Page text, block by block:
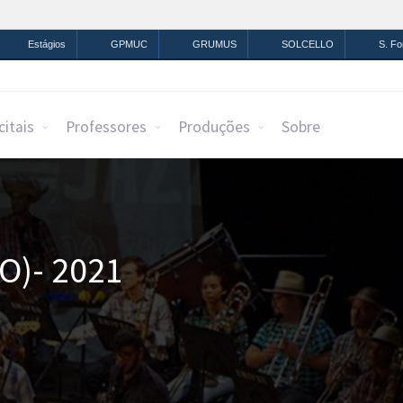
Legislação Canais
Estágios GPMUC GRUMUS SOLCELLO S.
Professores Produções Sobre
2021